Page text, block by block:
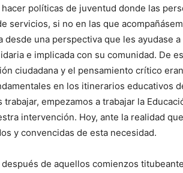
políticas de juventud donde las
servicios, si no en las que
desde una perspectiva que les ayudase
e implicada con su comunidad. De
ciudadana y el pensamiento crítico
en los itinerarios educativos
trabajar, empezamos a trabajar la
intervención. Hoy, ante la realidad
y convencidas de esta necesidad.
después de aquellos comienzos